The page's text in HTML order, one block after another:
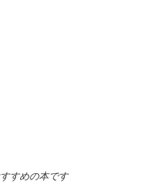
すめの本です